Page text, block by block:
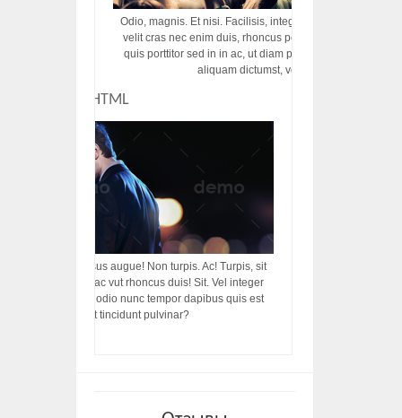
Odio, magnis. Et nisi. Facilisis, integer! Risus augue! Non
velit cras nec enim duis, rhoncus porttitor ac vut rhoncus
quis porttitor sed in in ac, ut diam porttitor odio nunc
aliquam dictumst, vel amet tincidunt
CUSTOM HTML
integer! Risus augue! Non turpis. Ac! Turpis, sit
rhoncus porttitor ac vut rhoncus duis! Sit. Vel integer
ut diam porttitor odio nunc tempor dapibus quis est
dictumst, vel amet tincidunt pulvinar?